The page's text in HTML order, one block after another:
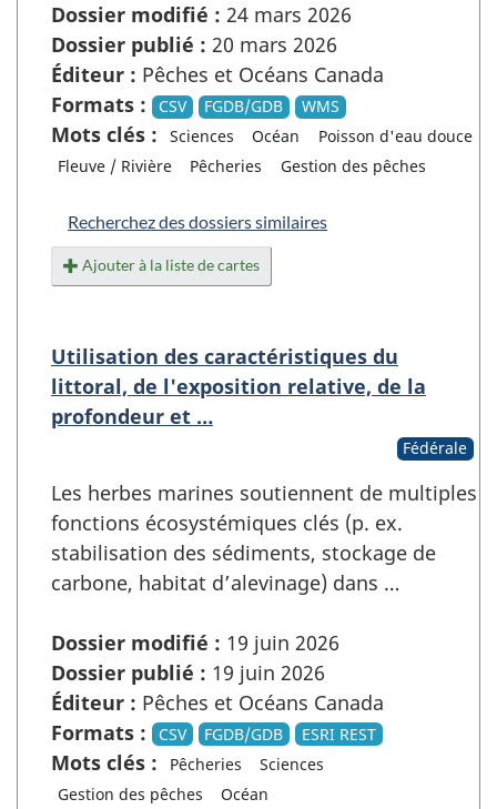
Dossier modifié : 24 mars 2026
Dossier publié : 20 mars 2026
Éditeur : Pêches et Océans Canada
Formats :
CSV FGDB/GDB WMS
Mots clés : Sciences Océan
Poisson d'eau douce
Fleuve / Rivière
Pêcheries Gestion des pêches
Recherchez des dossiers similaires
Ajouter à la liste de cartes
Utilisation des caractéristiques du
littoral, de l'exposition relative, de la
profondeur et …
Fédérale
Les herbes marines soutiennent de multiples
fonctions écosystémiques clés (p. ex.
stabilisation des sédiments, stockage de
carbone, habitat d’alevinage) dans …
Dossier modifié : 19 juin 2026
Dossier publié : 19 juin 2026
Éditeur : Pêches et Océans Canada
Formats :
CSV FGDB/GDB ESRI REST
Mots clés : Pêcheries
Sciences
Gestion des pêches
Océan